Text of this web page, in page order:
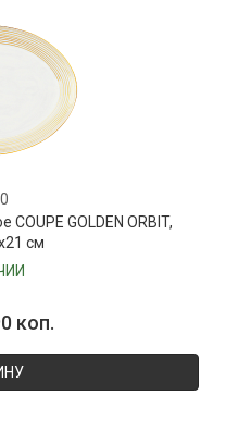
GOLDEN ORBIT,
см
коп.